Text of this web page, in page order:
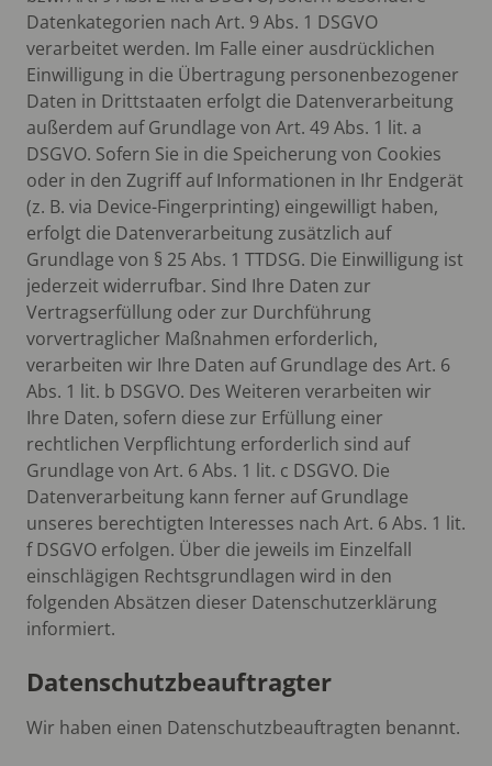
Datenkategorien nach Art. 9 Abs. 1 DSGVO
verarbeitet werden. Im Falle einer ausdrücklichen
Einwilligung in die Übertragung personenbezogener
Daten in Drittstaaten erfolgt die Datenverarbeitung
außerdem auf Grundlage von Art. 49 Abs. 1 lit. a
DSGVO. Sofern Sie in die Speicherung von Cookies
oder in den Zugriff auf Informationen in Ihr Endgerät
(z. B. via Device-Fingerprinting) eingewilligt haben,
erfolgt die Datenverarbeitung zusätzlich auf
Grundlage von § 25 Abs. 1 TTDSG. Die Einwilligung ist
jederzeit widerrufbar. Sind Ihre Daten zur
Vertragserfüllung oder zur Durchführung
vorvertraglicher Maßnahmen erforderlich,
verarbeiten wir Ihre Daten auf Grundlage des Art. 6
Abs. 1 lit. b DSGVO. Des Weiteren verarbeiten wir
Ihre Daten, sofern diese zur Erfüllung einer
rechtlichen Verpflichtung erforderlich sind auf
Grundlage von Art. 6 Abs. 1 lit. c DSGVO. Die
Datenverarbeitung kann ferner auf Grundlage
unseres berechtigten Interesses nach Art. 6 Abs. 1 lit.
f DSGVO erfolgen. Über die jeweils im Einzelfall
einschlägigen Rechtsgrundlagen wird in den
folgenden Absätzen dieser Datenschutzerklärung
informiert.
Datenschutzbeauftragter
Wir haben einen Datenschutzbeauftragten benannt.